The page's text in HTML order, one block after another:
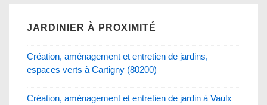
JARDINIER À PROXIMITÉ
Création, aménagement et entretien de jardins,
espaces verts à Cartigny (80200)
Création, aménagement et entretien de jardin à Vaulx